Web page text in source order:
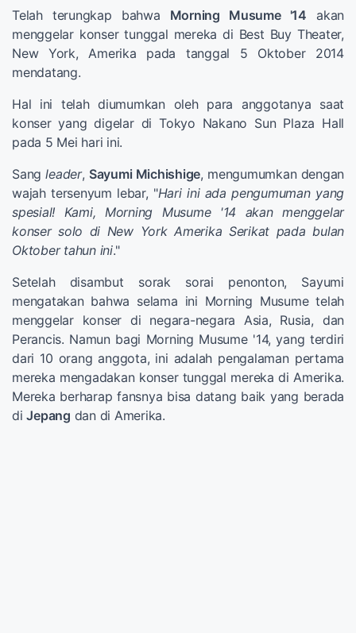
Telah terungkap bahwa Morning Musume '14 akan
menggelar konser tunggal mereka di Best Buy Theater,
New York, Amerika pada tanggal 5 Oktober 2014
mendatang.
Hal ini telah diumumkan oleh para anggotanya saat
konser yang digelar di Tokyo Nakano Sun Plaza Hall
pada 5 Mei hari ini.
Sangleader, Sayumi Michishige, mengumumkan dengan
wajah tersenyum lebar, "Hari ini ada pengumuman yang
spesial! Kami, Morning Musume '14 akan menggelar
konser solo di New York Amerika Serikat pada bulan
Oktober tahun ini."
Setelah disambut sorak sorai penonton, Sayumi
mengatakan bahwa selama ini Morning Musume telah
menggelar konser di negara-negara Asia, Rusia, dan
Perancis. Namun bagi Morning Musume '14, yang terdiri
dari 10 orang anggota, ini adalah pengalaman pertama
mereka mengadakan konser tunggal mereka di Amerika.
Mereka berharap fansnya bisa datang baik yang berada
diJepang dan di Amerika.